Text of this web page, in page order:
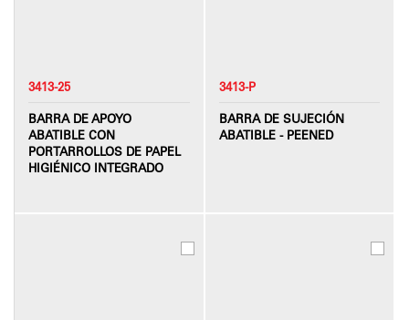
3413-25
BARRA DE APOYO
ABATIBLE CON
PORTARROLLOS DE PAPEL
HIGIÉNICO INTEGRADO
3413-P
BARRA DE SUJECIÓN
ABATIBLE - PEENED